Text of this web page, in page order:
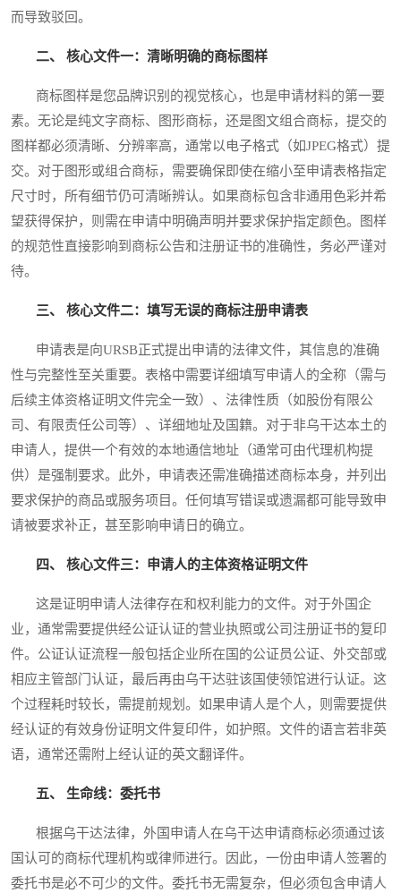
而导致驳回。
二、 核心文件一：清晰明确的商标图样
商标图样是您品牌识别的视觉核心，也是申请材料的第一要
素。无论是纯文字商标、图形商标，还是图文组合商标，提交的
图样都必须清晰、分辨率高，通常以电子格式（如JPEG格式）提
交。对于图形或组合商标，需要确保即使在缩小至申请表格指定
尺寸时，所有细节仍可清晰辨认。如果商标包含非通用色彩并希
望获得保护，则需在申请中明确声明并要求保护指定颜色。图样
的规范性直接影响到商标公告和注册证书的准确性，务必严谨对
待。
三、 核心文件二：填写无误的商标注册申请表
申请表是向URSB正式提出申请的法律文件，其信息的准确
性与完整性至关重要。表格中需要详细填写申请人的全称（需与
后续主体资格证明文件完全一致）、法律性质（如股份有限公
司、有限责任公司等）、详细地址及国籍。对于非乌干达本土的
申请人，提供一个有效的本地通信地址（通常可由代理机构提
供）是强制要求。此外，申请表还需准确描述商标本身，并列出
要求保护的商品或服务项目。任何填写错误或遗漏都可能导致申
请被要求补正，甚至影响申请日的确立。
四、 核心文件三：申请人的主体资格证明文件
这是证明申请人法律存在和权利能力的文件。对于外国企
业，通常需要提供经公证认证的营业执照或公司注册证书的复印
件。公证认证流程一般包括企业所在国的公证员公证、外交部或
相应主管部门认证，最后再由乌干达驻该国使领馆进行认证。这
个过程耗时较长，需提前规划。如果申请人是个人，则需要提供
经认证的有效身份证明文件复印件，如护照。文件的语言若非英
语，通常还需附上经认证的英文翻译件。
五、 生命线：委托书
根据乌干达法律，外国申请人在乌干达申请商标必须通过该
国认可的商标代理机构或律师进行。因此，一份由申请人签署的
委托书是必不可少的文件。委托书无需复杂，但必须包含申请人